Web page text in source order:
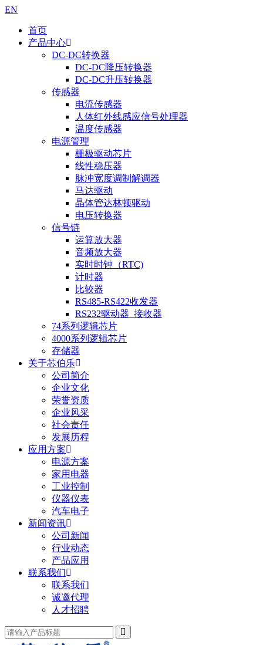
EN
首页
产品中心
DC-DC转换器
DC-DC降压转换器
DC-DC升压转换器
传感器
电流传感器
人体红外线感应信号处理器
温度传感器
电源管理
栅极驱动芯片
线性稳压器
脉冲宽度调制解调器
马达驱动
晶体管达林顿驱动
电压转换器
信号链
运算放大器
音频放大器
实时时钟（RTC)
计时器
比较器
RS485-RS422收发器
RS232驱动器_接收器
74系列逻辑芯片
4000系列逻辑芯片
存储器
关于芯伯乐
公司简介
企业文化
荣誉资质
企业风采
社会责任
发展历程
应用方案
电源方案
家用电器
工业控制
仪器仪表
汽车电子
新闻资讯
公司新闻
行业动态
产品应用
联系我们
联系我们
诚邀代理
人才招聘